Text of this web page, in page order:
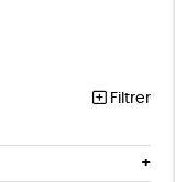
Filtrer